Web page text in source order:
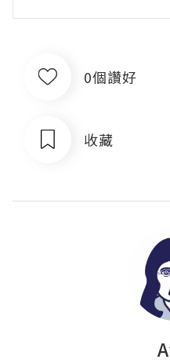
0個讚好
收藏